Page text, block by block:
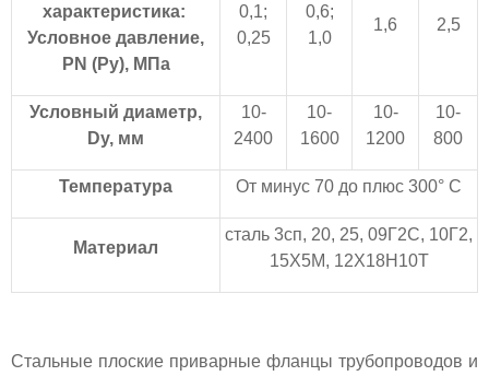
характеристика:
Условное давление,
PN (Ру), МПа
0,1;
0,25
0,6;
1,0
1,6 2,5
Условный диаметр,
Dу, мм
10-
2400
10-
1600
10-
1200
10-
800
Температура От минус 70 до плюс 300° С
Материал
сталь 3сп, 20, 25, 09Г2С, 10Г2,
15Х5М, 12Х18Н10Т
Стальные плоские приварные фланцы трубопроводов и